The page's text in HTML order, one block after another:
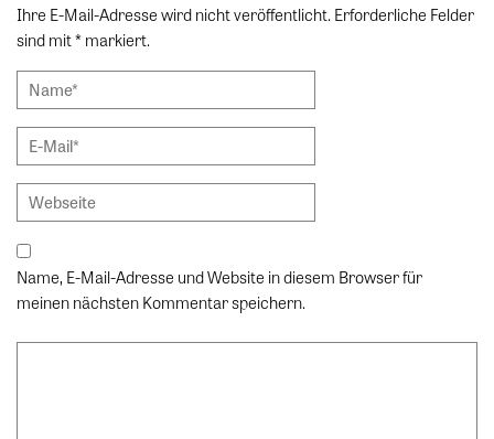
Ihre E-Mail-Adresse wird nicht veröffentlicht. Erforderliche Felder
sind mit * markiert.
Name, E-Mail-Adresse und Website in diesem Browser für
meinen nächsten Kommentar speichern.